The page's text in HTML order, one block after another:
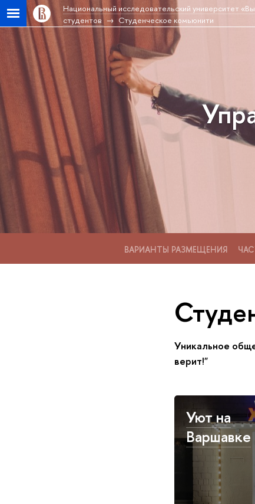
Национальный исследовательский университет
студентов
Студенческое комьюнити
ВАРИАНТЫ РАЗМЕЩЕНИЯ
Уникальное
верит!"
Уют на
Варшавке